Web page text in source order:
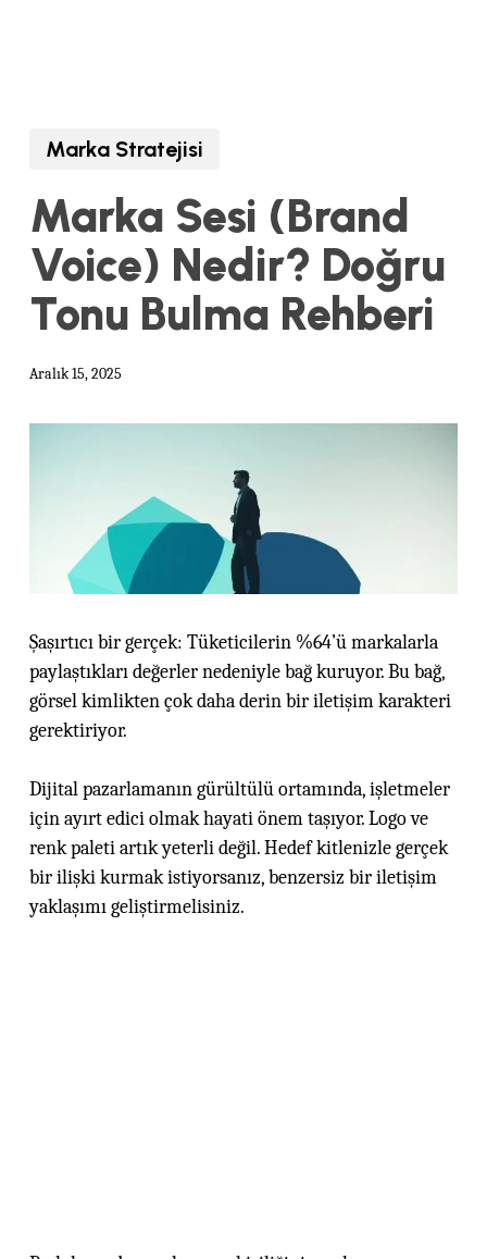
Marka Stratejisi
Marka Sesi (Brand
Voice) Nedir? Doğru
Tonu Bulma Rehberi
Aralık 15, 2025
Şaşırtıcı bir gerçek: Tüketicilerin %64’ü markalarla
paylaştıkları değerler nedeniyle bağ kuruyor. Bu bağ,
görsel kimlikten çok daha derin bir iletişim karakteri
gerektiriyor.
Dijital pazarlamanın gürültülü ortamında, işletmeler
için ayırt edici olmak hayati önem taşıyor. Logo ve
renk paleti artık yeterli değil. Hedef kitlenizle gerçek
bir ilişki kurmak istiyorsanız, benzersiz bir iletişim
yaklaşımı geliştirmelisiniz.